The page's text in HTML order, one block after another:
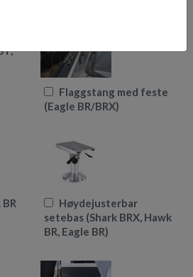
Flaggstang med feste
(Eagle BR/BRX)
Høydejusterbar
setebas (Shark BRX, Hawk
BR, Eagle BR)